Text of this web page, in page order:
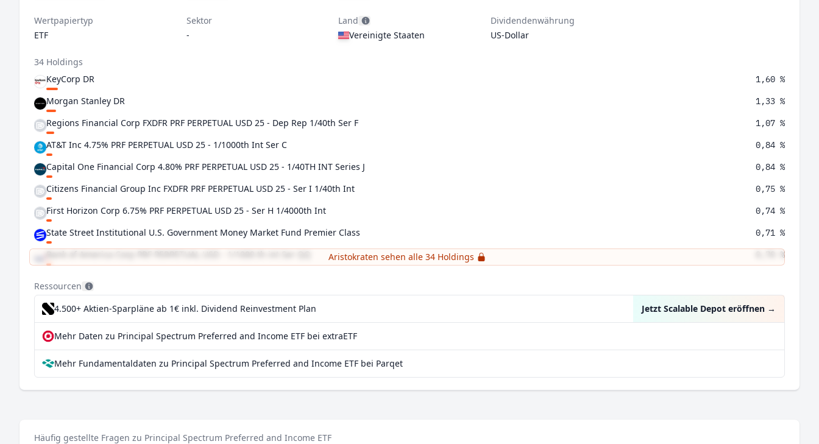
Wertpapiertyp
ETF
Sektor
-
Land
Vereinigte Staaten
Dividendenwährung
US-Dollar
34 Holdings
KeyCorp DR
1,60 %
Morgan Stanley DR 1,33 %
Regions Financial Corp FXDFR PRF PERPETUAL USD 25 - Dep Rep 1/40th Ser F 1,07 %
AT&T Inc 4.75% PRF PERPETUAL USD 25 - 1/1000th Int Ser C 0,84 %
Capital One Financial Corp 4.80% PRF PERPETUAL USD 25 - 1/40TH INT Series J 0,84 %
Citizens Financial Group Inc FXDFR PRF PERPETUAL USD 25 - Ser I 1/40th Int 0,75 %
First Horizon Corp 6.75% PRF PERPETUAL USD 25 - Ser H 1/4000th Int 0,74 %
State Street Institutional U.S. Government Money Market Fund Premier Class 0,71 %
0,70 %
Aristokraten sehen alle 34 Holdings
Ressourcen
4.500+ Aktien-Sparpläne ab 1€ inkl. Dividend Reinvestment Plan Jetzt Scalable Depot eröffnen →
Mehr Daten zu Principal Spectrum Preferred and Income ETF bei extraETF
Mehr Fundamentaldaten zu Principal Spectrum Preferred and Income ETF bei Parqet
Häufig gestellte Fragen zu Principal Spectrum Preferred and Income ETF